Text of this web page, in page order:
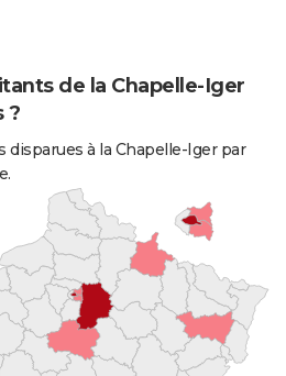
de la Chapelle-Iger
?
à la Chapelle-Iger par